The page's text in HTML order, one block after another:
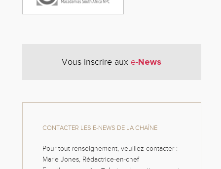
Vous inscrire aux e-News
CONTACTER LES E-NEWS DE LA CHAÎNE
Pour tout renseignement, veuillez contacter :
Marie Jones, Rédactrice-en-chef